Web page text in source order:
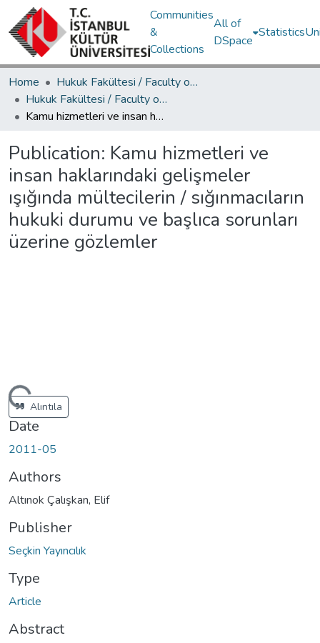
Communities
&
Collections
All of
DSpace
Statistics
Home
Hukuk Fakültesi / Faculty of Law
Hukuk Fakültesi / Faculty of Law
Kamu hizmetleri ve insan haklarındaki gelişmeler ışığında mültecilerin / sığınmacıların hukuki durumu ve başlıca sorunları üzerine gözlemler
Publication: Kamu hizmetleri ve
insan haklarındaki gelişmeler
ışığında mültecilerin / sığınmacıların
hukuki durumu ve başlıca sorunları
üzerine gözlemler
Alıntıla
Date
2011-05
Authors
Altınok Çalışkan, Elif
Publisher
Seçkin Yayıncılık
Type
Article
Abstract